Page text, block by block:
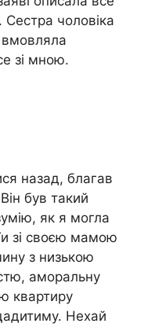
чоловіка
вмовляла
зі мною.
назад, благав
був такий
як я могла
зі своєю мамою
з низькою
аморальну
квартиру
Нехай